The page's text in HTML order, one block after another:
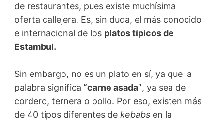
de restaurantes, pues existe muchísima
oferta callejera. Es, sin duda, el más conocido
e internacional de los platos típicos de
Estambul.
Sin embargo, no es un plato en sí, ya que la
palabra significa “carne asada”, ya sea de
cordero, ternera o pollo. Por eso, existen más
de 40 tipos diferentes de kebabs en la